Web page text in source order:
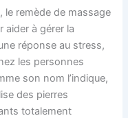
le remède de massage
à gérer la
réponse au stress,
les personnes
son nom l’indique,
des pierres
totalement